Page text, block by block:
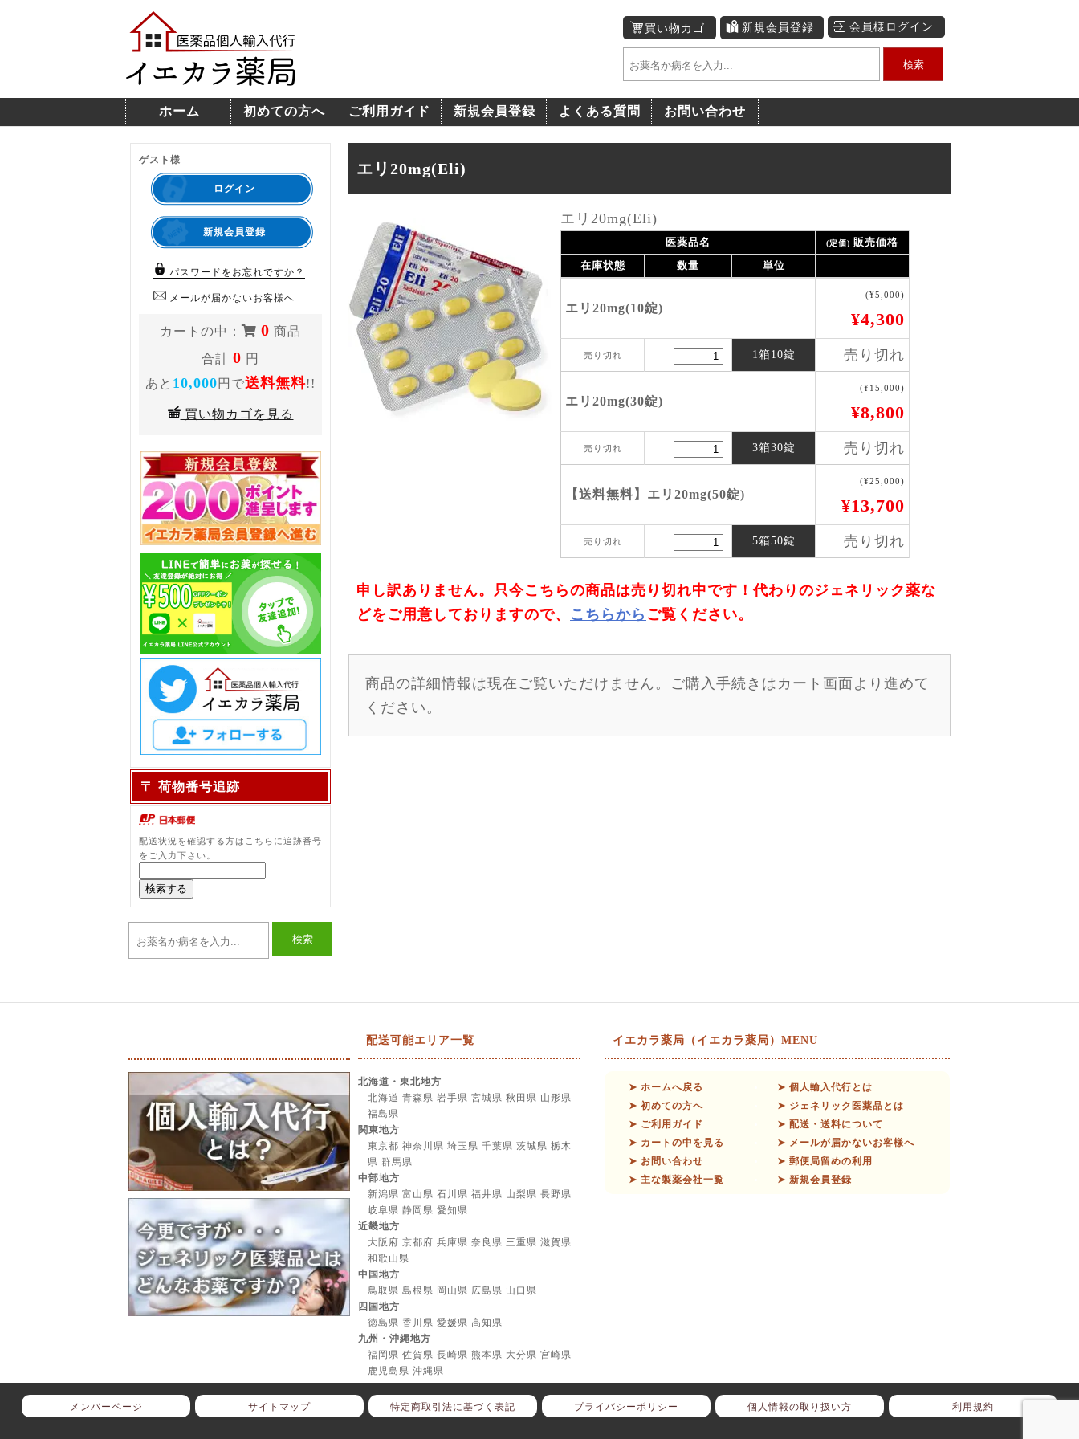
買い物カゴ 新規会員登録 会員様ログイン
検索
ホーム 初めての方へ ご利用ガイド 新規会員登録 よくある質問 お問い合わせ
エリ20mg(Eli)
エリ20mg(Eli)
医薬品名 (定価) 販売価格
在庫状態
数量 単位
エリ20mg(10錠)
(¥5,000)
¥4,300
売り切れ 1箱10錠 売り切れ
エリ20mg(30錠)
(¥15,000)
¥8,800
売り切れ 3箱30錠 売り切れ
【送料無料】エリ20mg(50錠)
(¥25,000)
¥13,700
売り切れ 5箱50錠 売り切れ
申し訳ありません。只今こちらの商品は売り切れ中です！代わりのジェネリック薬な
どをご用意しておりますので、 こちらから ご覧ください。
商品の詳細情報は現在ご覧いただけません。ご購入手続きはカート画面より進めて
ください。
ゲスト様
ログイン
新規会員登録
パスワードをお忘れですか？
メールが届かないお客様へ
カートの中： 0 商品
合計 0 円
あと 10,000 円で送料無料!!
買い物カゴを見る
〒 荷物番号追跡
配送状況を確認する方はこちらに追跡番号
をご入力下さい。
検索
配送可能エリア一覧
北海道・東北地方
北海道 青森県 岩手県 宮城県 秋田県 山形県
福島県
関東地方
東京都 神奈川県 埼玉県 千葉県 茨城県 栃木
県 群馬県
中部地方
新潟県 富山県 石川県 福井県 山梨県 長野県
岐阜県 静岡県 愛知県
近畿地方
大阪府 京都府 兵庫県 奈良県 三重県 滋賀県
和歌山県
中国地方
鳥取県 島根県 岡山県 広島県 山口県
四国地方
徳島県 香川県 愛媛県 高知県
九州・沖縄地方
福岡県 佐賀県 長崎県 熊本県 大分県 宮崎県
鹿児島県 沖縄県
イエカラ薬局（イエカラ薬局）MENU
➤ ホームへ戻る
➤ 初めての方へ
➤ ご利用ガイド
➤ カートの中を見る
➤ お問い合わせ
➤ 主な製薬会社一覧
➤ 個人輸入代行とは
➤ ジェネリック医薬品とは
➤ 配送・送料について
➤ メールが届かないお客様へ
➤ 郵便局留めの利用
➤ 新規会員登録
メンバーページ サイトマップ 特定商取引法に基づく表記 プライバシーポリシー 個人情報の取り扱い方 利用規約